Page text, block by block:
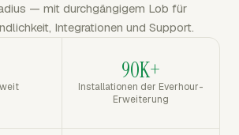
— mit durchgängigem Lob für
Integrationen und Support.
90K+
Installationen der Everhour-
Erweiterung